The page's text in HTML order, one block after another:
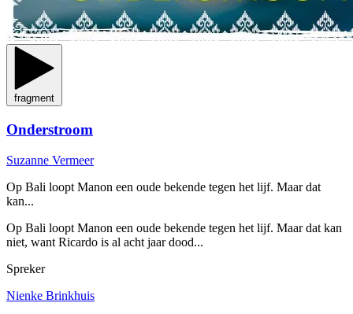
fragment
Onderstroom
Suzanne Vermeer
Op Bali loopt Manon een oude bekende tegen het lijf. Maar dat
kan...
Op Bali loopt Manon een oude bekende tegen het lijf. Maar dat kan
niet, want Ricardo is al acht jaar dood...
Spreker
Nienke Brinkhuis